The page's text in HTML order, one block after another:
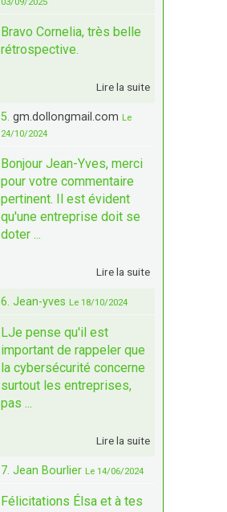
Bravo Cornelia, très belle
rétrospective.
Lire la suite
5. gm.dollongmail.com Le
24/10/2024
Bonjour Jean-Yves, merci
pour votre commentaire
pertinent. Il est évident
qu'une entreprise doit se
doter ...
Lire la suite
6. Jean-yves Le 18/10/2024
LJe pense qu'il est
important de rappeler que
la cybersécurité concerne
surtout les entreprises,
pas ...
Lire la suite
7. Jean Bourlier Le 14/06/2024
Félicitations Élsa et à tes